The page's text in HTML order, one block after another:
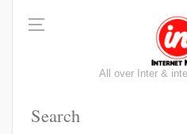
All over Inter &